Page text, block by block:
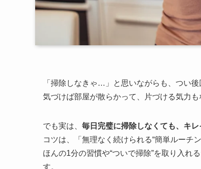
「掃除しなきゃ…」と思いながらも、つい後
気づけば部屋が散らかって、片づける気力
でも実は、 毎日完璧に掃除しなくても、キレ
コツは、「無理なく続けられる“簡単ルーチン
ほんの1分の習慣や“ついで掃除”を取り入れ
す。